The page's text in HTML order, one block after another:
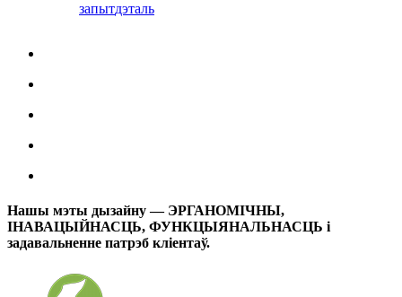
запытдэталь
Нашы мэты дызайну — ЭРГАНОМІЧНЫ,
ІНАВАЦЫЙНАСЦЬ, ФУНКЦЫЯНАЛЬНАСЦЬ і
задавальненне патрэб кліентаў.